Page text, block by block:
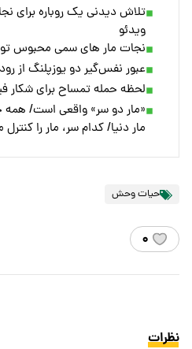
تلاش دیدنی یک روباره برای
ویدئو
نجات مار های سمی محبوس
عبور نفس‌گیر دو یوزپلنگ از
لحظه حمله تمساح برای شکار
«مار دو سر» واقعی است/ همه
مار دنیا/ کدام سر، مار را
حیات وحش
۰
نظرات